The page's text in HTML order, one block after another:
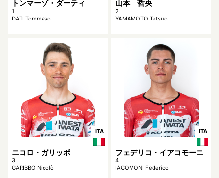
トンマーゾ・ダーティ
1
DATI Tommaso
山本 哲央
2
YAMAMOTO Tetsuo
ITA
ニコロ・ガリッボ
3
GARIBBO Nicolò
ITA
フェデリコ・イアコモーニ
4
IACOMONI Federico